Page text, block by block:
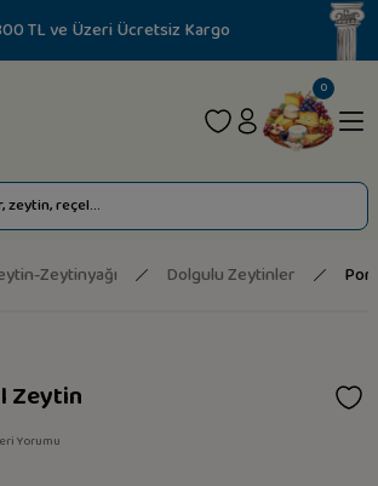
TL ve Üzeri Ücretsiz Kargo
0
Zeytinyağı Dolgulu Zeytinler
Zeytin
Yorumu